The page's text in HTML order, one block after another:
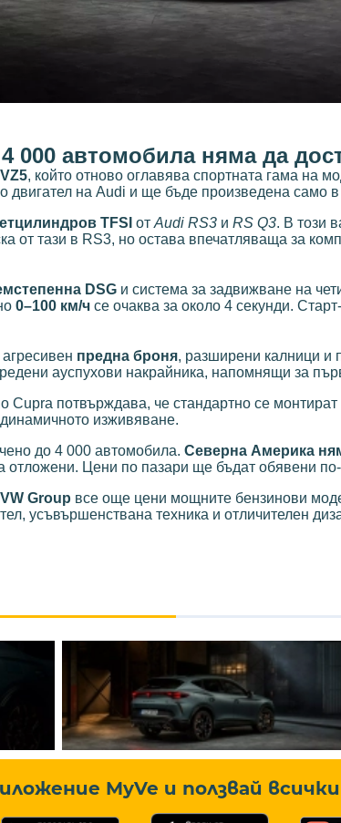
000 автомобила няма да
, който отново оглавява спортната гама на
двигател на Audi и ще бъде произведена само
TFSI от Audi RS3 и RS Q3. В този
от тази в RS3, но остава впечатляваща за
DSG и система за задвижване на
0–100 км/ч се очаква за около 4 секунди.
предна броня, разширени калници и
ауспухови накрайника, напомнящи за
Cupra потвърждава, че стандартно се монтират
изживяване.
до 4 000 автомобила. Северна Америка
отложени. Цени по пазари ще бъдат обявени
VW Group все още цени мощните бензинови
усъвършенствана техника и отличителен
MyVe и ползвай